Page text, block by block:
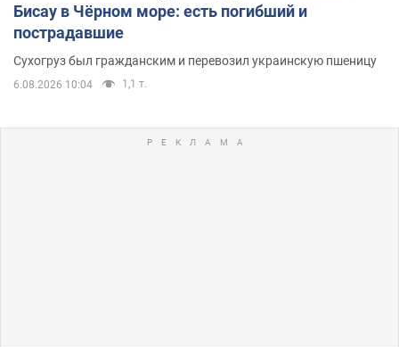
Бисау в Чёрном море: есть погибший и
пострадавшие
Сухогруз был гражданским и перевозил украинскую пшеницу
6.08.2026 10:04 1,1 т.